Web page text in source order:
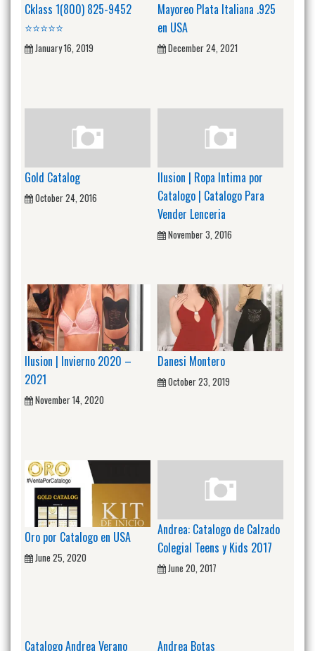
Cklass 1(800) 825-9452
⭐⭐⭐⭐⭐
January 16, 2019
Mayoreo Plata Italiana .925
en USA
December 24, 2021
Gold Catalog
October 24, 2016
Ilusion | Ropa Intima por
Catalogo | Catalogo Para
Vender Lenceria
November 3, 2016
Ilusion | Invierno 2020 –
2021
November 14, 2020
Danesi Montero
October 23, 2019
Oro por Catalogo en USA
June 25, 2020
Andrea: Catalogo de Calzado
Colegial Teens y Kids 2017
June 20, 2017
Catalogo Andrea Verano Andrea Botas